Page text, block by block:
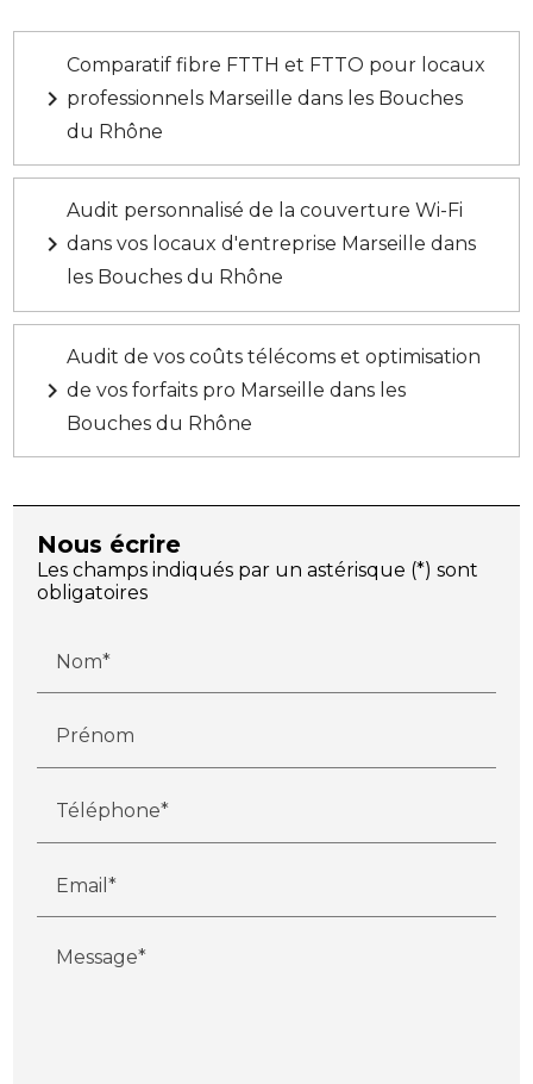
navigate_next
Comparatif fibre FTTH et FTTO pour locaux
professionnels Marseille dans les Bouches
du Rhône
navigate_next
Audit personnalisé de la couverture Wi-Fi
dans vos locaux d'entreprise Marseille dans
les Bouches du Rhône
navigate_next
Audit de vos coûts télécoms et optimisation
de vos forfaits pro Marseille dans les
Bouches du Rhône
Nous écrire
Les champs indiqués par un astérisque (*) sont
obligatoires
Nom*
Prénom
Téléphone*
Email*
Message*